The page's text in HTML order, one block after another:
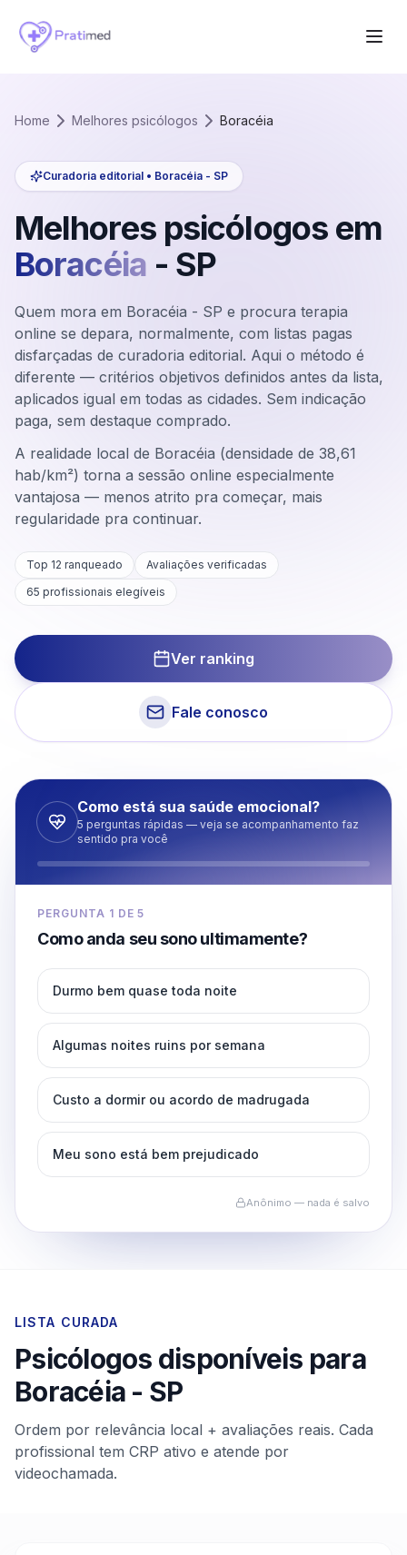
Home Melhores psicólogos Boracéia
Curadoria editorial • Boracéia - SP
Melhores psicólogos em
Boracéia - SP
Quem mora em Boracéia - SP e procura terapia
online se depara, normalmente, com listas pagas
disfarçadas de curadoria editorial. Aqui o método é
diferente — critérios objetivos definidos antes da lista,
aplicados igual em todas as cidades. Sem indicação
paga, sem destaque comprado.
A realidade local de Boracéia (densidade de 38,61
hab/km²) torna a sessão online especialmente
vantajosa — menos atrito pra começar, mais
regularidade pra continuar.
Top 12 ranqueado
Avaliações verificadas
65 profissionais elegíveis
Ver ranking
Fale conosco
Como está sua saúde emocional?
5 perguntas rápidas — veja se acompanhamento faz
sentido pra você
PERGUNTA 1 DE5
Como anda seu sono ultimamente?
Durmo bem quase toda noite
Algumas noites ruins por semana
Custo a dormir ou acordo de madrugada
Meu sono está bem prejudicado
Anônimo — nada é salvo
LISTA CURADA
Psicólogos disponíveis para
Boracéia - SP
Ordem por relevância local + avaliações reais. Cada
profissional tem CRP ativo e atende por
videochamada.